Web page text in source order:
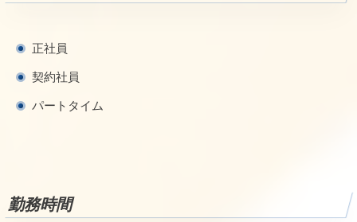
正社員
契約社員
パートタイム
勤務時間